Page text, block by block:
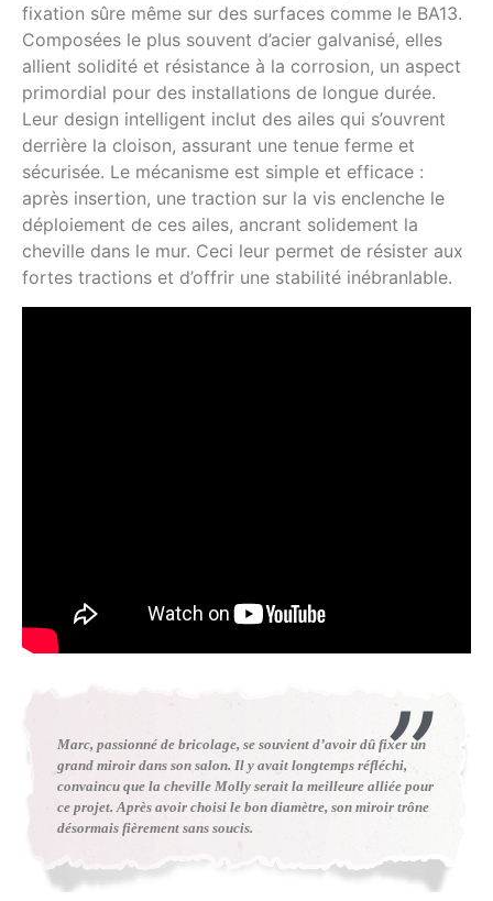
fixation sûre même sur des surfaces comme le BA13.
Composées le plus souvent d’acier galvanisé, elles
allient solidité et résistance à la corrosion, un aspect
primordial pour des installations de longue durée.
Leur design intelligent inclut des ailes qui s’ouvrent
derrière la cloison, assurant une tenue ferme et
sécurisée. Le mécanisme est simple et efficace :
après insertion, une traction sur la vis enclenche le
déploiement de ces ailes, ancrant solidement la
cheville dans le mur. Ceci leur permet de résister aux
fortes tractions et d’offrir une stabilité inébranlable.
Marc, passionné de bricolage, se souvient d’avoir dû fixer un
grand miroir dans son salon. Il y avait longtemps réfléchi,
convaincu que la cheville Molly serait la meilleure alliée pour
ce projet. Après avoir choisi le bon diamètre, son miroir trône
désormais fièrement sans soucis.